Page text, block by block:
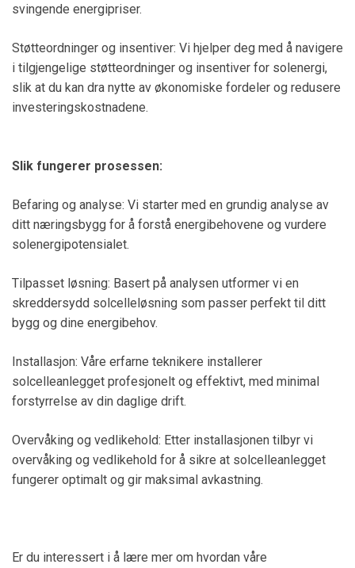
svingende energipriser.
Støtteordninger og insentiver: Vi hjelper deg med å navigere
i tilgjengelige støtteordninger og insentiver for solenergi,
slik at du kan dra nytte av økonomiske fordeler og redusere
investeringskostnadene.
Slik fungerer prosessen:
Befaring og analyse: Vi starter med en grundig analyse av
ditt næringsbygg for å forstå energibehovene og vurdere
solenergipotensialet.
Tilpasset løsning: Basert på analysen utformer vi en
skreddersydd solcelleløsning som passer perfekt til ditt
bygg og dine energibehov.
Installasjon: Våre erfarne teknikere installerer
solcelleanlegget profesjonelt og effektivt, med minimal
forstyrrelse av din daglige drift.
Overvåking og vedlikehold: Etter installasjonen tilbyr vi
overvåking og vedlikehold for å sikre at solcelleanlegget
fungerer optimalt og gir maksimal avkastning.
Er du interessert i å lære mer om hvordan våre